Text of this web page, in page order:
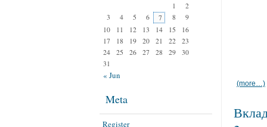
(more…)
« Jun
1
2
3
4 5 6 7 8
9
10
11 12 13 14 15
16
17
18 19 20 21 22
23
24
25 26 27 28 29
30
31
Meta
Register